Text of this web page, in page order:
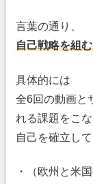
言葉の通り、
自己戦略を組
具体的には
全6回の動画と
れる課題をこ
自己を確立し
・（欧州と米